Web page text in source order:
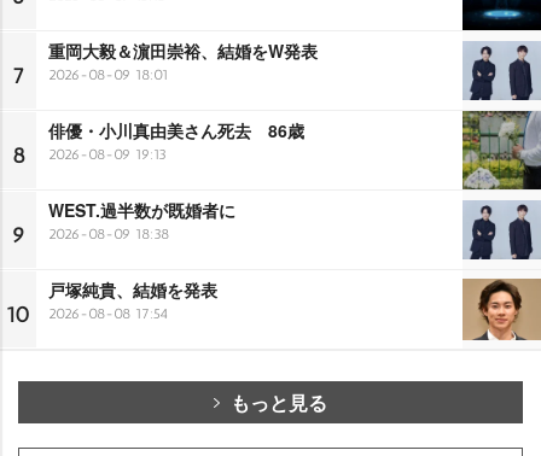
7
重岡大毅＆濵田崇裕、結婚をW発表
2026-08-09 18:01
8
俳優・小川真由美さん死去 86歳
2026-08-09 19:13
9
WEST.過半数が既婚者に
2026-08-09 18:38
10
戸塚純貴、結婚を発表
2026-08-08 17:54
もっと見る